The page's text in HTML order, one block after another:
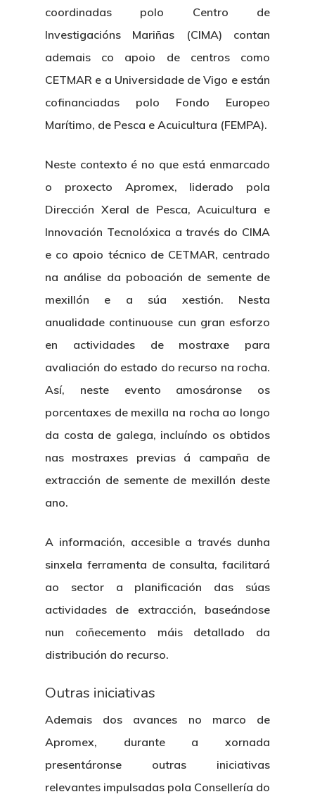
coordinadas polo Centro de
Investigacións Mariñas (CIMA) contan
ademais co apoio de centros como
CETMAR e a Universidade de Vigo e están
cofinanciadas polo Fondo Europeo
Marítimo, de Pesca e Acuicultura (FEMPA).
Neste contexto é no que está enmarcado
o proxecto Apromex, liderado pola
Dirección Xeral de Pesca, Acuicultura e
Innovación Tecnolóxica a través do CIMA
e co apoio técnico de CETMAR, centrado
na análise da poboación de semente de
mexillón e a súa xestión. Nesta
anualidade continuouse cun gran esforzo
en actividades de mostraxe para
avaliación do estado do recurso na rocha.
Así, neste evento amosáronse os
porcentaxes de mexilla na rocha ao longo
da costa de galega, incluíndo os obtidos
nas mostraxes previas á campaña de
extracción de semente de mexillón deste
ano.
A información, accesible a través dunha
sinxela ferramenta de consulta, facilitará
ao sector a planificación das súas
actividades de extracción, baseándose
nun coñecemento máis detallado da
distribución do recurso.
Outras iniciativas
Ademais dos avances no marco de
Apromex, durante a xornada
presentáronse outras iniciativas
relevantes impulsadas pola Consellería do